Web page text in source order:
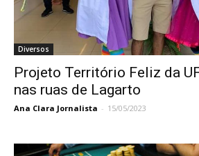
Diversos
Projeto Território Feliz da
nas ruas de Lagarto
Ana Clara Jornalista - 15/05/2023